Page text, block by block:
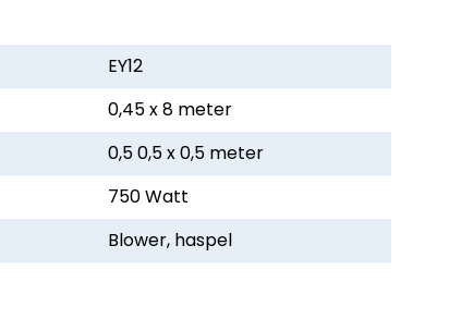
EY12
0,45 x 8 meter
0,5 0,5 x 0,5 meter
750 Watt
Blower, haspel